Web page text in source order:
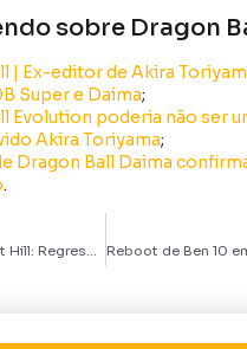
sobre Dragon
| Ex-editor de Akira
Super e Daima;
Evolution poderia não ser
Akira Toriyama;
Dragon Ball Daima
.
Terror em Silent Hill: Regresso para o Inferno é espécie de “cutscene estendida” – a definição de medíocre | Crítica